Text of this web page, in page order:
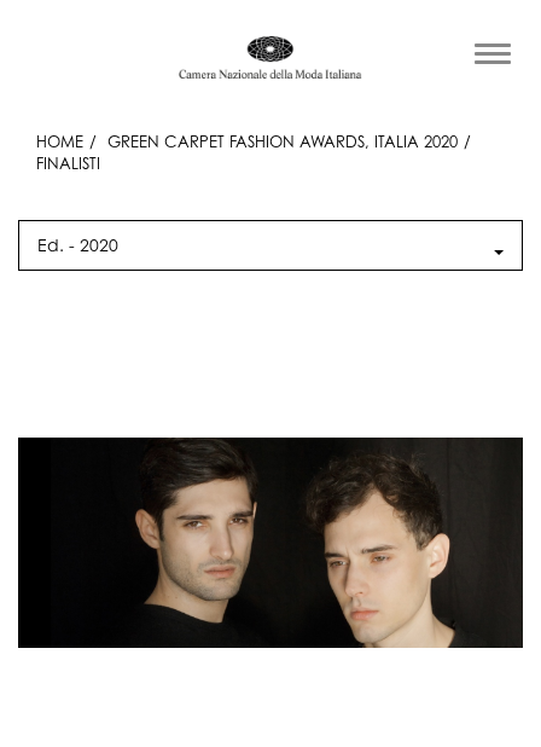
HOME
GREEN CARPET FASHION AWARDS, ITALIA 2020
FINALISTI
Ed. - 2020